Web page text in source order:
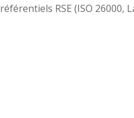
référentiels RSE (ISO 26000,